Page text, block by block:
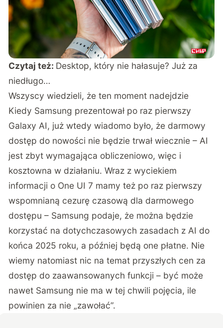
Czytaj też: Desktop, który nie hałasuje? Już za
niedługo…
Wszyscy wiedzieli, że ten moment nadejdzie
Kiedy Samsung prezentował po raz pierwszy
Galaxy AI, już wtedy wiadomo było, że darmowy
dostęp do nowości nie będzie trwał wiecznie – AI
jest zbyt wymagająca obliczeniowo, więc i
kosztowna w działaniu. Wraz z wyciekiem
informacji o One UI 7 mamy też po raz pierwszy
wspomnianą cezurę czasową dla darmowego
dostępu – Samsung podaje, że można będzie
korzystać na dotychczasowych zasadach z AI do
końca 2025 roku, a później będą one płatne. Nie
wiemy natomiast nic na temat przyszłych cen za
dostęp do zaawansowanych funkcji – być może
nawet Samsung nie ma w tej chwili pojęcia, ile
powinien za nie „zawołać”.